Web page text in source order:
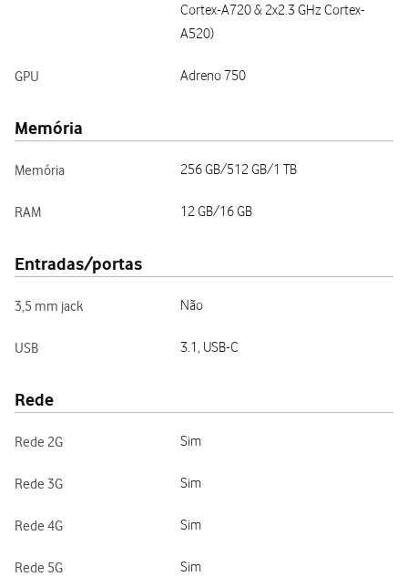
Cortex-A720 & 2x2.3 GHz Cortex-
A520)
GPU Adreno 750
Memória
Memória 256 GB/512 GB/1 TB
RAM 12 GB/16 GB
Entradas/portas
3,5 mm jack Não
USB 3.1, USB-C
Rede
Rede 2G Sim
Rede 3G Sim
Rede 4G Sim
Rede 5G Sim